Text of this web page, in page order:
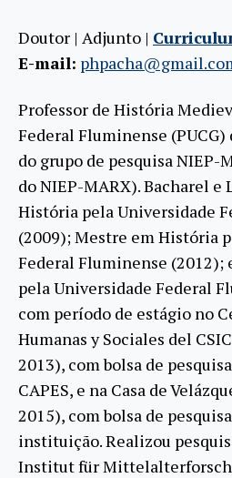
Doutor | Adjunto |
E-mail:
Professor de História
Federal Fluminense (PUCG)
do grupo de pesquisa NIEP-
do NIEP-MARX). Bacharel e
História pela Universidade
(2009); Mestre em História
Federal Fluminense (2012);
pela Universidade Federal
com período de estágio no
Humanas y Sociales del
2013), com bolsa de
CAPES, e na Casa de
2015), com bolsa de
instituição. Realizou
Institut für